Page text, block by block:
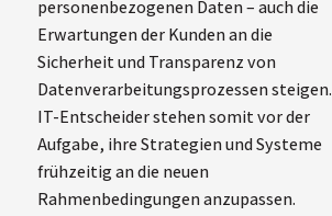
personenbezogenen Daten – auch die
Erwartungen der Kunden an die
Sicherheit und Transparenz von
Datenverarbeitungsprozessen steigen.
IT-Entscheider stehen somit vor der
Aufgabe, ihre Strategien und Systeme
frühzeitig an die neuen
Rahmenbedingungen anzupassen.